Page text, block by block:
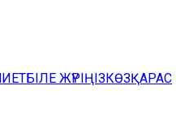
БІЛЕ ЖҮРІҢІЗКӨЗҚАРАС